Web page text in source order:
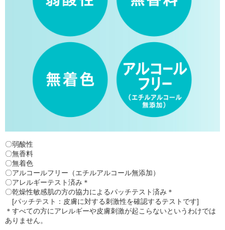
〇弱酸性
〇無香料
〇無着色
〇アルコールフリー（エチルアルコール無添加）
〇アレルギーテスト済み＊
〇乾燥性敏感肌の方の協力によるパッチテスト済み＊
[パッチテスト：皮膚に対する刺激性を確認するテストです]
＊すべての方にアレルギーや皮膚刺激が起こらないというわけでは
ありません。